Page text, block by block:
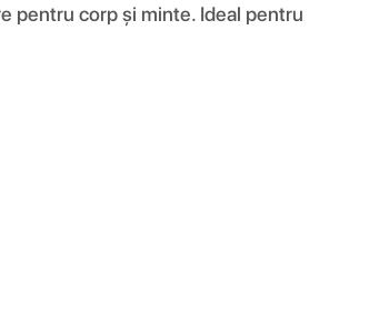
pentru corp și minte. Ideal pentru